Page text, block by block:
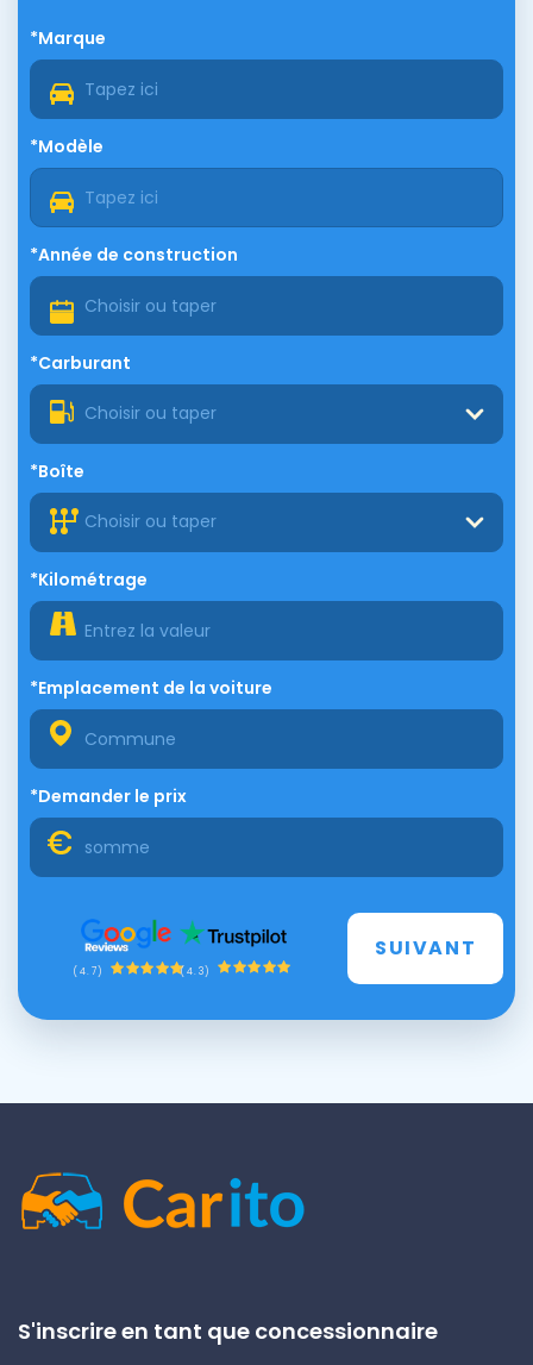
*Marque
*Modèle
*Année de construction
*Carburant
Choisir ou taper
*Boîte
Choisir ou taper
*Kilométrage
*Emplacement de la voiture
*Demander le prix
(4.7) (4.3)
SUIVANT
S'inscrire en tant que concessionnaire